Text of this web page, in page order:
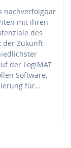
nachverfolgbar
mit ihren
des
der Zukunft
der LogiMAT
Software,
für…